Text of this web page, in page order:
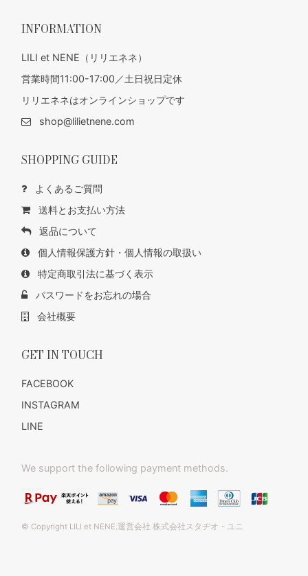
INFORMATION
LILI et NENE（リリエネネ）
営業時間11:00-17:00／土日祝日定休
リリエネネはオンラインショップです
shop@lilietnene.com
SHOPPING GUIDE
よくあるご質問
送料とお支払い方法
返品について
個人情報保護方針・個人情報の取扱い
特定商取引法に基づく表示
パスワードをお忘れの場合
会社概要
GET IN TOUCH
FACEBOOK
INSTAGRAM
LINE
We support the following payment methods.
© Copyright LILI et NENE.運営会社 株式会社スタヂオ・ユニ